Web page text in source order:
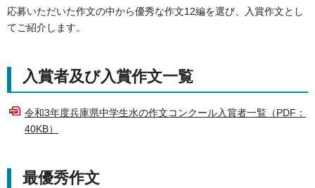
応募いただいた作文の中から優秀な作文12編を選び、入賞作文とし
てご紹介します。
入賞者及び入賞作文一覧
令和3年度兵庫県中学生水の作文コンクール入賞者一覧（PDF：
40KB）
最優秀作文